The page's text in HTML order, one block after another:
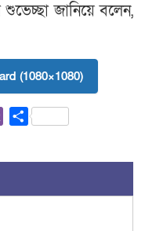
জানিয়ে বলেন,
(1080×1080)
ViberShare